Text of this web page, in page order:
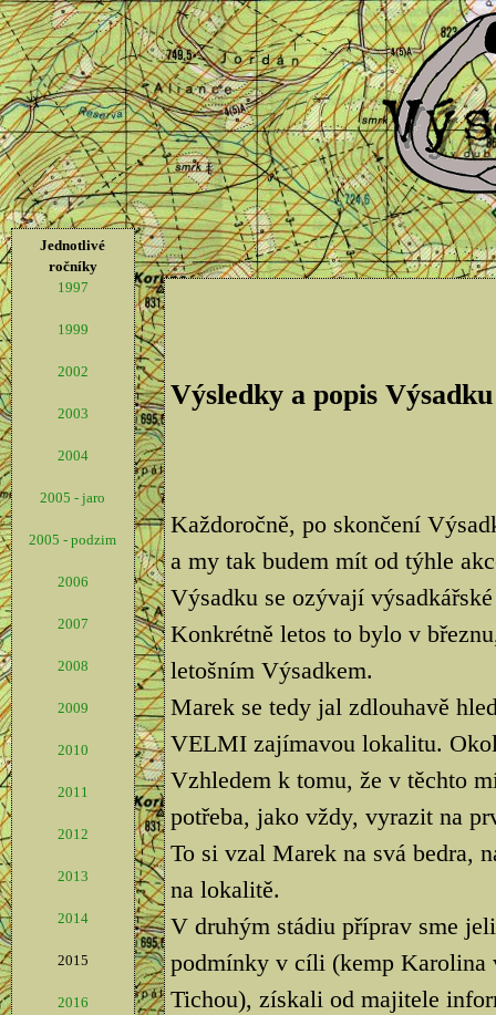
Jednotlivé
ročníky
1997
1999
2002
2003
2004
2005 - jaro
2005 - podzim
2006
2007
2008
2009
2010
2011
2012
2013
2014
2015
2016
Výsledky a popis Výsadku
Každoročně, po skončení
a my tak budem mít od týhle
Výsadku se ozývají
Konkrétně letos to bylo v
letošním Výsadkem.
Marek se tedy jal zdlouhavě
VELMI zajímavou lokalitu.
Vzhledem k tomu, že v těchto
potřeba, jako vždy, vyrazit na
To si vzal Marek na svá bedra,
na lokalitě.
V druhým stádiu příprav sme
podmínky v cíli (kemp Karolina
Tichou), získali od majitele